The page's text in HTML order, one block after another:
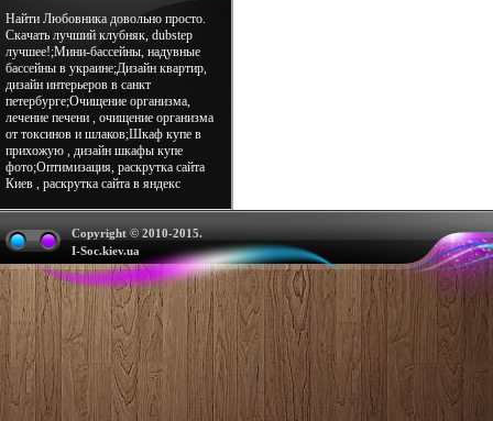
Найти Любовника довольно просто.
Скачать лучший клубняк, dubstep
лучшее!;Мини-бассейны, надувные
бассейны в украине;Дизайн квартир,
дизайн интерьеров в санкт
петербурге;Очищение организма,
лечение печени , очищение организма
от токсинов и шлаков;Шкаф купе в
прихожую , дизайн шкафы купе
фото;Оптимизация, раскрутка сайта
Киев , раскрутка сайта в яндекс
Copyright © 2010-2015.
I-Soc.kiev.ua